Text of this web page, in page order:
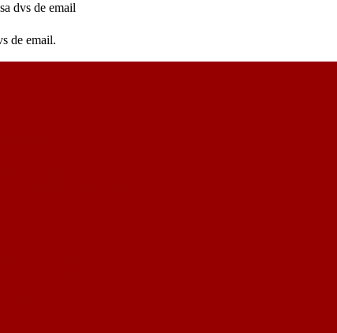
dvs de email
de email.